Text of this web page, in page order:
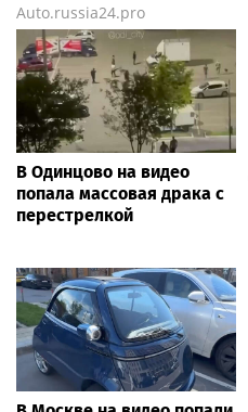
Сибирского ордена
Жукова округа
Росгвардии по
служебно-боевой
стрельбе
Auto.russia24.pro
В Одинцово на видео
попала массовая драка с
перестрелкой